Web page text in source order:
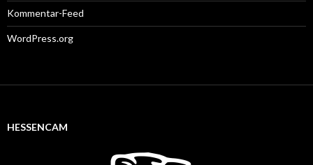
Kommentar-Feed
WordPress.org
HESSENCAM